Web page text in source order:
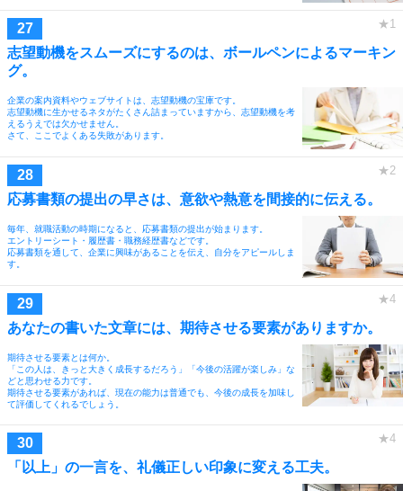
志望動機をスムーズにするのは、ボールペンによるマーキン
グ。
企業の案内資料やウェブサイトは、志望動機の宝庫です。
志望動機に生かせるネタがたくさん詰まっていますから、志望動機を考
えるうえでは欠かせません。
さて、ここでよくある失敗があります。
応募書類の提出の早さは、意欲や熱意を間接的に伝える。
毎年、就職活動の時期になると、応募書類の提出が始まります。
エントリーシート・履歴書・職務経歴書などです。
応募書類を通して、企業に興味があることを伝え、自分をアピールしま
す。
あなたの書いた文章には、期待させる要素がありますか。
期待させる要素とは何か。
「この人は、きっと大きく成長するだろう」「今後の活躍が楽しみ」な
どと思わせる力です。
期待させる要素があれば、現在の能力は普通でも、今後の成長を加味し
て評価してくれるでしょう。
「以上」の一言を、礼儀正しい印象に変える工夫。